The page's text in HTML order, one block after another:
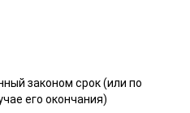
законом срок (или по
его окончания)